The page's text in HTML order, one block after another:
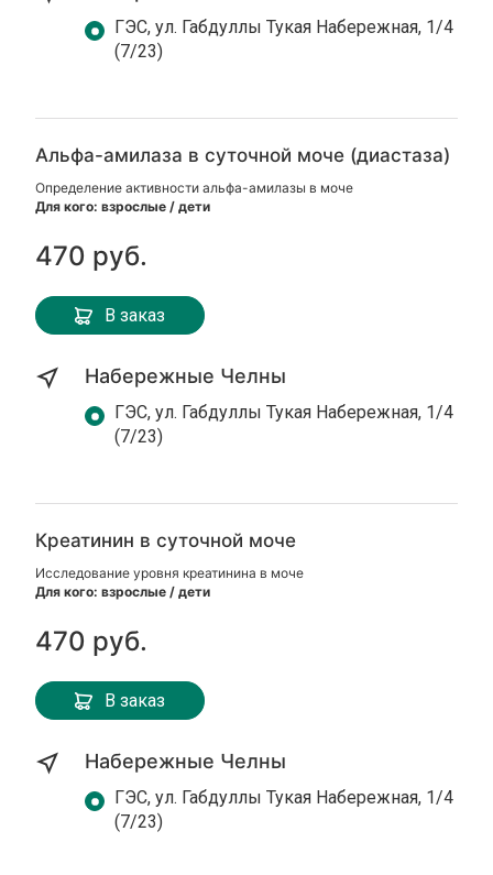
ГЭС, ул. Габдуллы Тукая Набережная, 1/4
(7/23)
Альфа-амилаза в суточной моче (диастаза)
Определение активности альфа-амилазы в моче
Для кого: взрослые / дети
470 руб.
В заказ
Набережные Челны
ГЭС, ул. Габдуллы Тукая Набережная, 1/4
(7/23)
Креатинин в суточной моче
Исследование уровня креатинина в моче
Для кого: взрослые / дети
470 руб.
В заказ
Набережные Челны
ГЭС, ул. Габдуллы Тукая Набережная, 1/4
(7/23)